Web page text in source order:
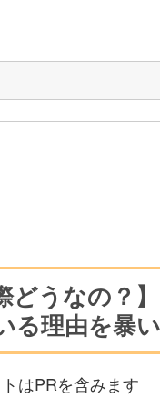
どうなの？
る理由を暴
はPRを含みます